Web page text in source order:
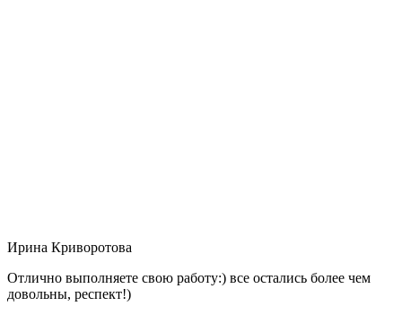
Ирина Криворотова
Отлично выполняете свою работу:) все остались более чем
довольны, респект!)